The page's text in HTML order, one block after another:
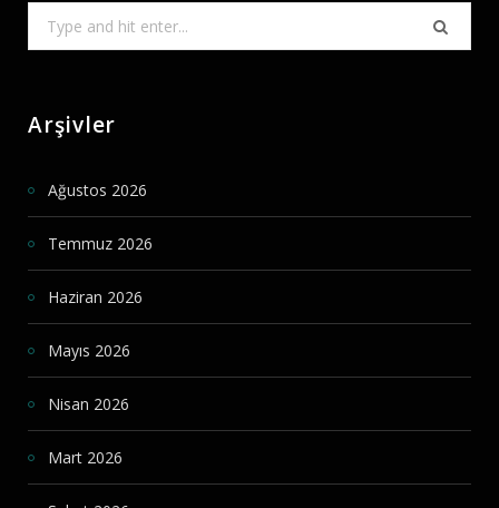
for:
Arşivler
Ağustos 2026
Temmuz 2026
Haziran 2026
Mayıs 2026
Nisan 2026
Mart 2026